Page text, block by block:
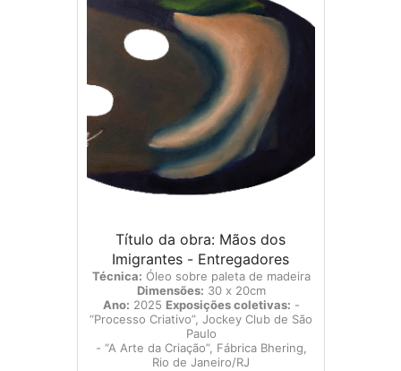
Título da obra: Mãos dos
Imigrantes - Entregadores
Técnica: Óleo sobre paleta de madeira
Dimensões: 30 x 20cm
Ano: 2025 Exposições coletivas: -
“Processo Criativo”, Jockey Club de São
Paulo
- “A Arte da Criação”, Fábrica Bhering,
Rio de Janeiro/RJ